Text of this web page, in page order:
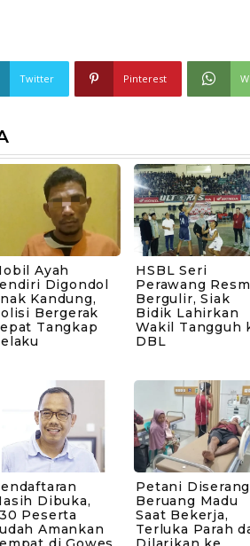
Twitter Pinterest
Ayah
Digondol
Kandung,
Bergerak
Tangkap
HSBL Seri
Perawang
Bergulir, Siak
Bidik Lahirkan
Wakil Tangguh
DBL
Dibuka,
Peserta
Amankan
Petani Diserang
Beruang Madu
Saat Bekerja,
Terluka Parah